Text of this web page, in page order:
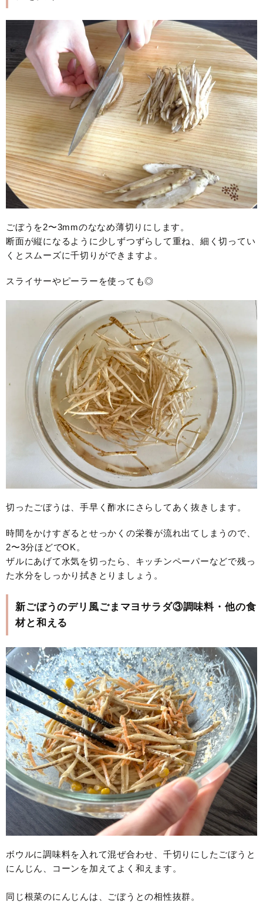
ごぼうを2〜3mmのななめ薄切りにします。
断面が縦になるように少しずつずらして重ね、細く切ってい
くとスムーズに千切りができますよ。
スライサーやピーラーを使っても◎
切ったごぼうは、手早く酢水にさらしてあく抜きします。
時間をかけすぎるとせっかくの栄養が流れ出てしまうので、
2〜3分ほどでOK。
ザルにあげて水気を切ったら、キッチンペーパーなどで残っ
た水分をしっかり拭きとりましょう。
新ごぼうのデリ風ごまマヨサラダ③調味料・他の食
材と和える
ボウルに調味料を入れて混ぜ合わせ、千切りにしたごぼうと
にんじん、コーンを加えてよく和えます。
同じ根菜のにんじんは、ごぼうとの相性抜群。